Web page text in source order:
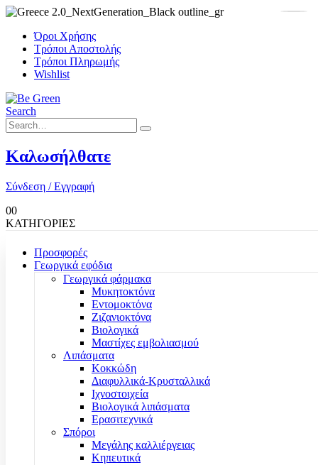
Όροι Χρήσης
Τρόποι Αποστολής
Τρόποι Πληρωμής
Wishlist
Search
Καλωσήλθατε
Σύνδεση / Εγγραφή
00
ΚΑΤΗΓΟΡΙΕΣ
Προσφορές
Γεωργικά εφόδια
Γεωργικά φάρμακα
Μυκητοκτόνα
Εντομοκτόνα
Ζιζανιοκτόνα
Βιολογικά
Μαστίχες εμβολιασμού
Λιπάσματα
Κοκκώδη
Διαφυλλικά-Κρυσταλλικά
Ιχνοστοιχεία
Βιολογικά λιπάσματα
Ερασιτεχνικά
Σπόροι
Μεγάλης καλλιέργειας
Κηπευτικά